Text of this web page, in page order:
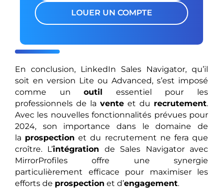
LOUER UN COMPTE
En conclusion, LinkedIn Sales Navigator, qu’il
soit en version Lite ou Advanced, s’est imposé
comme unoutil essentiel pour les
professionnels de la vente et du recrutement.
Avec les nouvelles fonctionnalités prévues pour
2024, son importance dans le domaine de
la prospection et du recrutement ne fera que
croître. L’intégration de Sales Navigator avec
MirrorProfiles offre une synergie
particulièrement efficace pour maximiser les
efforts de prospection et d’engagement.